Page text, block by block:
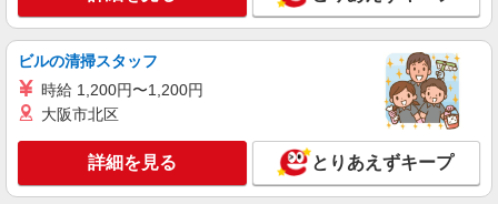
派遣社員
LAPI-Staff株式会社 関西エリア/軽作業
おもちゃ・玩具の袋詰め・検品など
時給1,400円以上＋交通費全額支給 ※夜勤は時
246,400円 （日勤シフト10時〜19時 週5日勤務の
場合） 時給1,400円×8h×22日勤務
兵庫県神戸市東灘区 ★上記以外にも多数派遣
ビルの清掃スタッフ
時給 1,200円〜1,200円
大阪市北区
詳細を見る とりあえずキープ